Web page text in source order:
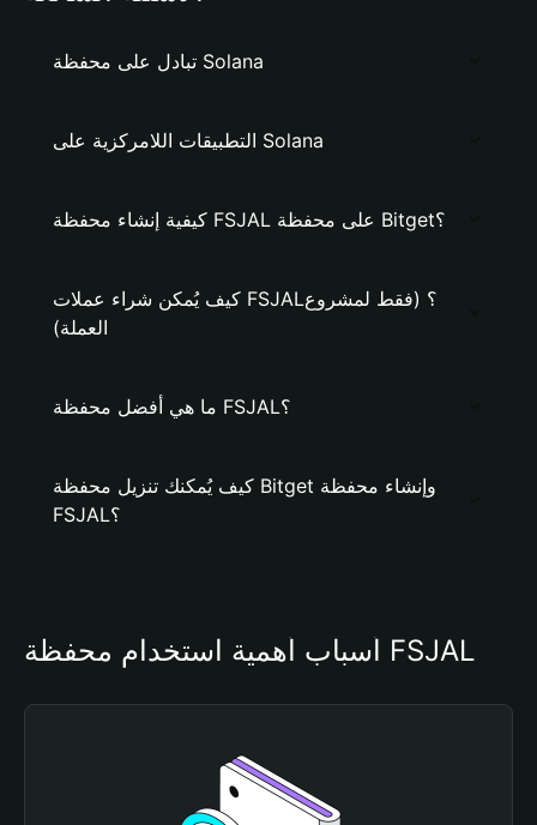
تبادل على محفظة Solana
التطبيقات اللامركزية على Solana
كيفية إنشاء محفظة FSJAL على محفظة Bitget؟
كيف يُمكن شراء عملات FSJAL؟ (فقط لمشروع
العملة)
ما هي أفضل محفظة FSJAL؟
كيف يُمكنك تنزيل محفظة Bitget وإنشاء محفظة
FSJAL؟
أسباب أهمية استخدام محفظة FSJAL